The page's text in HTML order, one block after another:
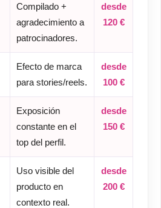
Compilado +
agradecimiento a
patrocinadores.
desde
120 €
Efecto de marca
para stories/reels.
desde
100 €
Exposición
constante en el
top del perfil.
desde
150 €
Uso visible del
producto en
contexto real.
desde
200 €